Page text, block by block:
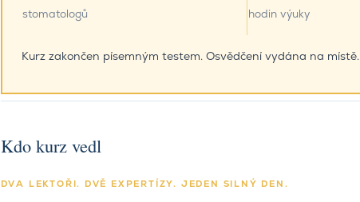
stomatologů hodin výuky
Kurz zakončen písemným testem. Osvědčení vydána na místě.
Kdo kurz vedl
DVA LEKTOŘI. DVĚ EXPERTÍZY. JEDEN SILNÝ DEN.